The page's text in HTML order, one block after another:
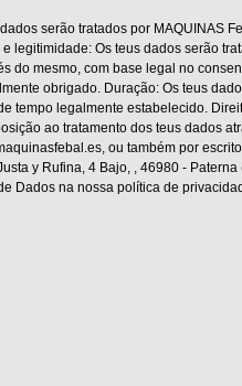
serão tratados por MAQUINAS
legitimidade: Os teus dados serão
do mesmo, com base legal no
obrigado. Duração: Os teus
tempo legalmente estabelecido.
ao tratamento dos teus dados
ou também por
y Rufina, 4 Bajo, , 46980 -
Dados na nossa política de